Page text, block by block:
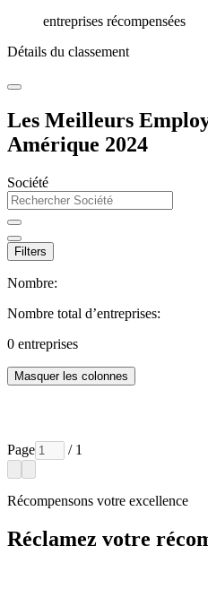
entreprises récompensées
Détails du classement
Les Meilleurs
Amérique 2024
Société
Filters
Nombre:
Nombre total d’entreprises:
0 entreprises
Masquer les colonnes
Page / 1
Récompensons votre excellence
Réclamez votre